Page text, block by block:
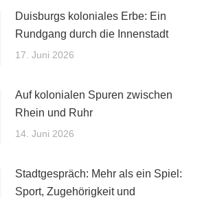
Duisburgs koloniales Erbe: Ein
Rundgang durch die Innenstadt
17. Juni 2026
Auf kolonialen Spuren zwischen
Rhein und Ruhr
14. Juni 2026
Stadtgespräch: Mehr als ein Spiel:
Sport, Zugehörigkeit und